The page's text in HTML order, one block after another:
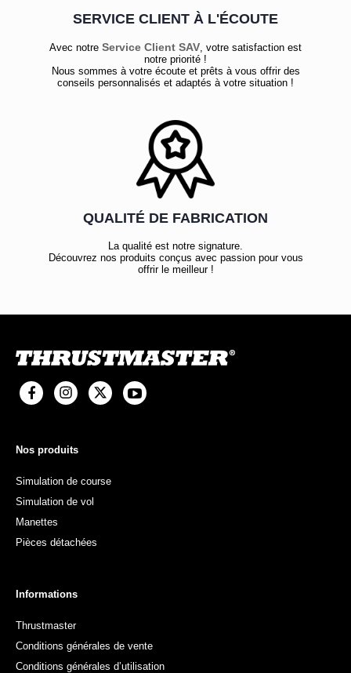
SERVICE CLIENT À L'ÉCOUTE
Avec notre Service Client SAV , votre satisfaction est
notre priorité !
Nous sommes à votre écoute et prêts à vous offrir des
conseils personnalisés et adaptés à votre situation !
QUALITÉ DE FABRICATION
La qualité est notre signature.
Découvrez nos produits conçus avec passion pour vous
offrir le meilleur !
Nos produits
Simulation de course
Simulation de vol
Manettes
Pièces détachées
Informations
Thrustmaster
Conditions générales de vente
Conditions générales d’utilisation